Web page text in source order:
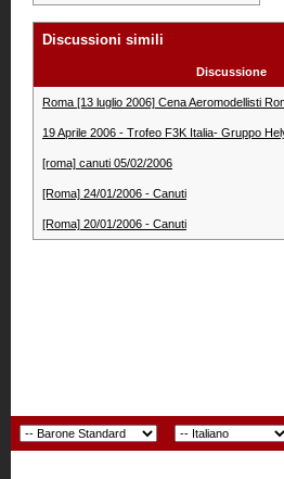
Discussioni simili
Discussione
Roma [13 luglio 2006] Cena Aeromodellisti
19 Aprile 2006 - Trofeo F3K Italia- Gruppo
[roma] canuti 05/02/2006
[Roma] 24/01/2006 - Canuti
[Roma] 20/01/2006 - Canuti